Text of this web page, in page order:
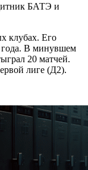
БАТЭ и
клубах. Его
года. В минувшем
20 матчей.
лиге (Д2).